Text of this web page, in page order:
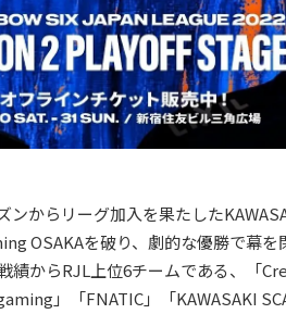
からリーグ加入を果たした
OSAKAを破り、劇的な優勝で幕を
績からRJL上位6チームである、「
」「FNATIC」「KAWASAKI